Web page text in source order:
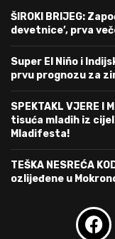
ŠIROKI BRIJEG:
devetnice’, prva
Super El Niño i
prvu prognozu za
SPEKTAKL VJERE I
tisuća mladih iz
Mladifesta!
TEŠKA NESREĆA
ozlijeđene u